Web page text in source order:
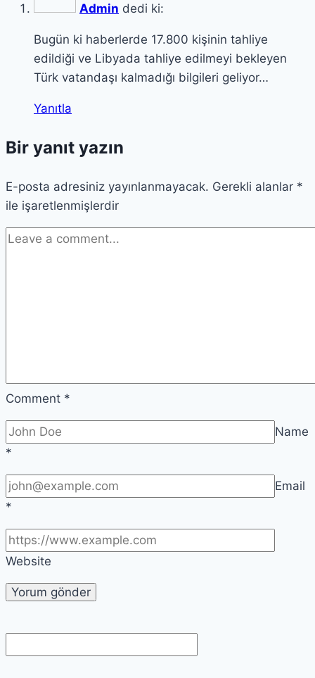
Admin dedi ki:
Bugün ki haberlerde 17.800 kişinin tahliye
edildiği ve Libyada tahliye edilmeyi bekleyen
Türk vatandaşı kalmadığı bilgileri geliyor…
Yanıtla
Bir yanıt yazın
E-posta adresiniz yayınlanmayacak. Gerekli alanlar *
ile işaretlenmişlerdir
Comment *
Name
*
Email
*
Website